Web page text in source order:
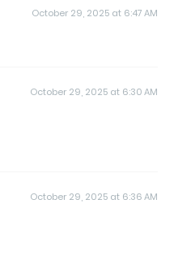
October 29, 2025 at 6:47 AM
October 29, 2025 at 6:30 AM
October 29, 2025 at 6:36 AM